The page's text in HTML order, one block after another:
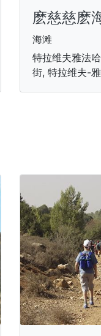
麽慈慈麽
海滩
特拉维夫雅法
街, 特拉维夫-